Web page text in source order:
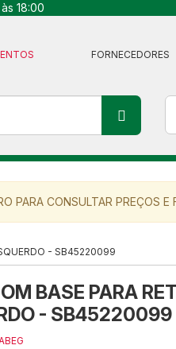
18:00
FORNECEDORES
PARA CONSULTAR PREÇOS E
- SB45220099
BASE PARA
- SB45220099